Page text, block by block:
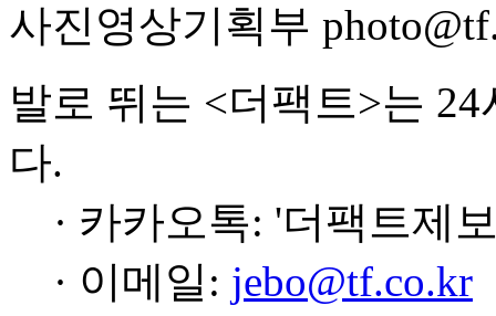
사진영상기획부
발로 뛰는 <더팩트>는
다.
· 카카오톡: '더팩트제
· 이메일: jebo@tf.co.kr